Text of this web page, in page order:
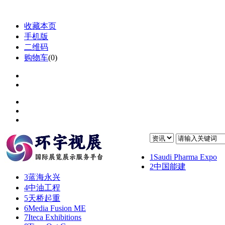
收藏本页
手机版
二维码
购物车(0)
1 Saudi Pharma Expo
2中国能建
3蓝海永兴
4中油工程
5天桥起重
6Media Fusion ME
7Iteca Exhibitions